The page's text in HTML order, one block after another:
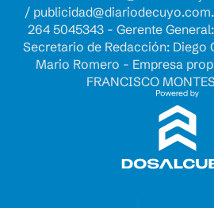
/
264 5045343 - Gerente
Secretario de Redacción: Diego
Mario Romero - Empresa
FRANCISCO